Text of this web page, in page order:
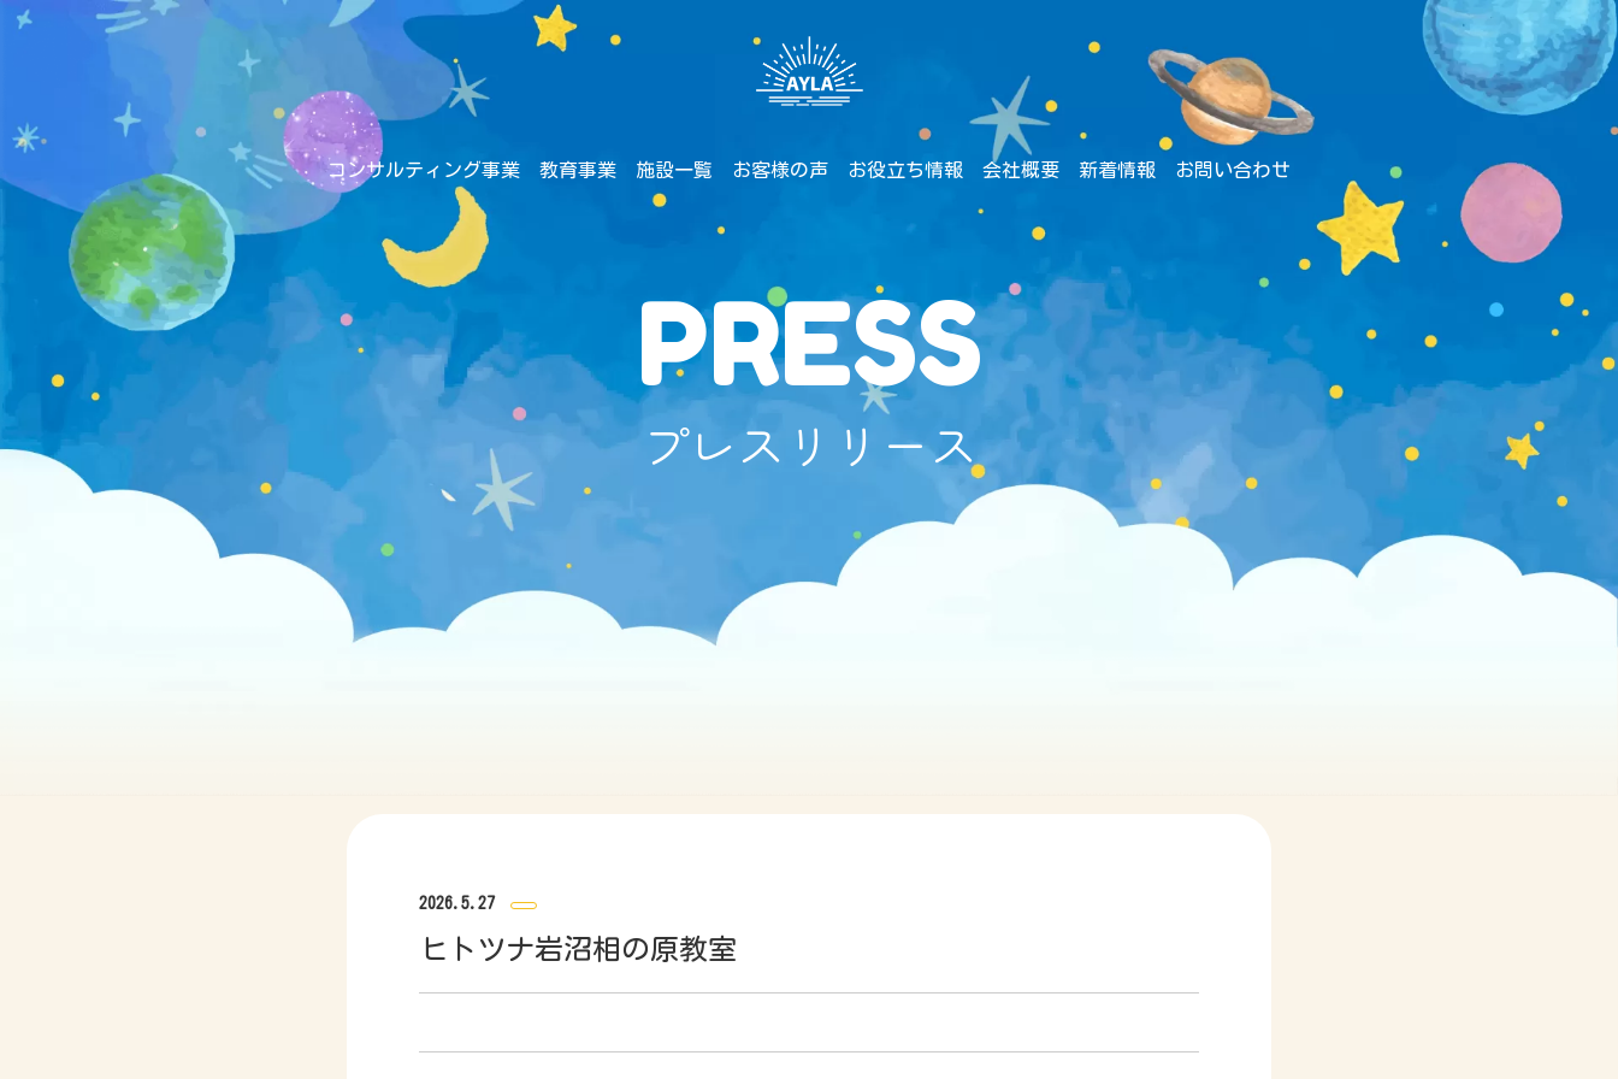
コンサルティング事業 教育事業 施設一覧 お客様の声 お役立ち情報 会社概要 新着情報 お問い合わせ
PRESS
プレスリリース
2026.5.27
ヒトツナ岩沼相の原教室